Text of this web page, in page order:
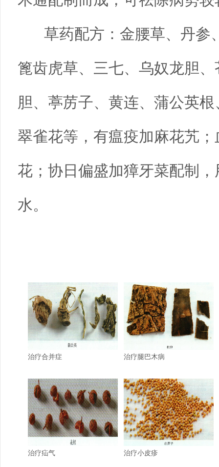
草药配方：金腰草、丹参
篦齿虎草、三七、乌奴龙胆
胆、葶苈子、黄连、蒲公英
翠雀花等，有瘟疫加麻花艽
花；协日偏盛加獐牙菜配制
水。
治疗合并症 治疗腿巴木病
治疗疝气 治疗小皮疹